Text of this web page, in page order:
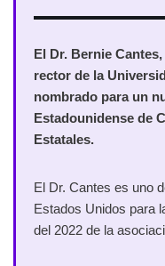
El Dr. Bernie
rector de la
nombrado para un
Estadounidense de
Estatales.
El Dr. Cantes es uno
Estados Unidos para
del 2022 de la